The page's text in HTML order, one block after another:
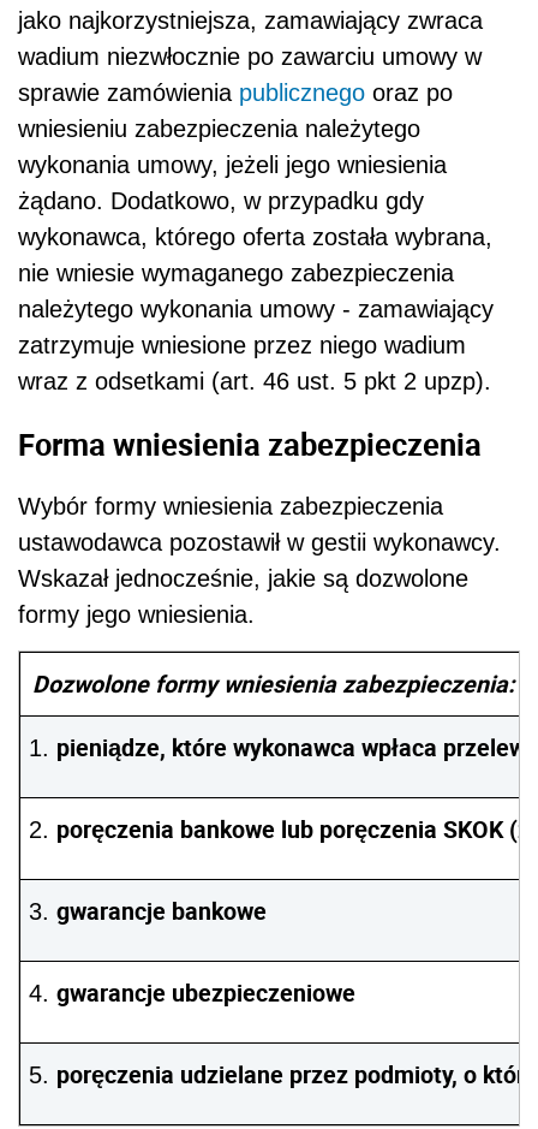
jako najkorzystniejsza, zamawiający zwraca
wadium niezwłocznie po zawarciu umowy w
sprawie zamówienia publicznego oraz po
wniesieniu zabezpieczenia należytego
wykonania umowy, jeżeli jego wniesienia
żądano. Dodatkowo, w przypadku gdy
wykonawca, którego oferta została wybrana,
nie wniesie wymaganego zabezpieczenia
należytego wykonania umowy - zamawiający
zatrzymuje wniesione przez niego wadium
wraz z odsetkami (art. 46 ust. 5 pkt 2 upzp).
Forma wniesienia zabezpieczenia
Wybór formy wniesienia zabezpieczenia
ustawodawca pozostawił w gestii wykonawcy.
Wskazał jednocześnie, jakie są dozwolone
formy jego wniesienia.
Dozwolone formy wniesienia zabezpieczenia:
pieniądze, które wykonawca wpłaca
poręczenia bankowe lub poręczenia SKOK
gwarancje bankowe
gwarancje ubezpieczeniowe
poręczenia udzielane przez podmioty, o